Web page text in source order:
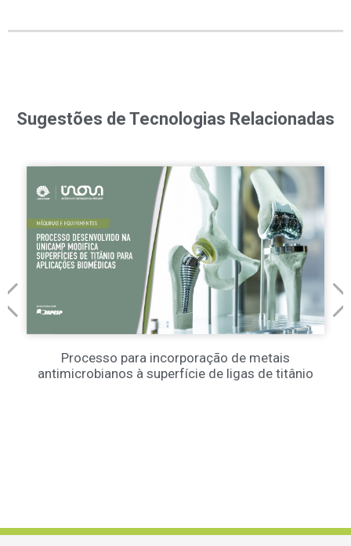
Sugestões de Tecnologias Relacionadas
Processo para incorporação de metais
antimicrobianos à superfície de ligas de titânio